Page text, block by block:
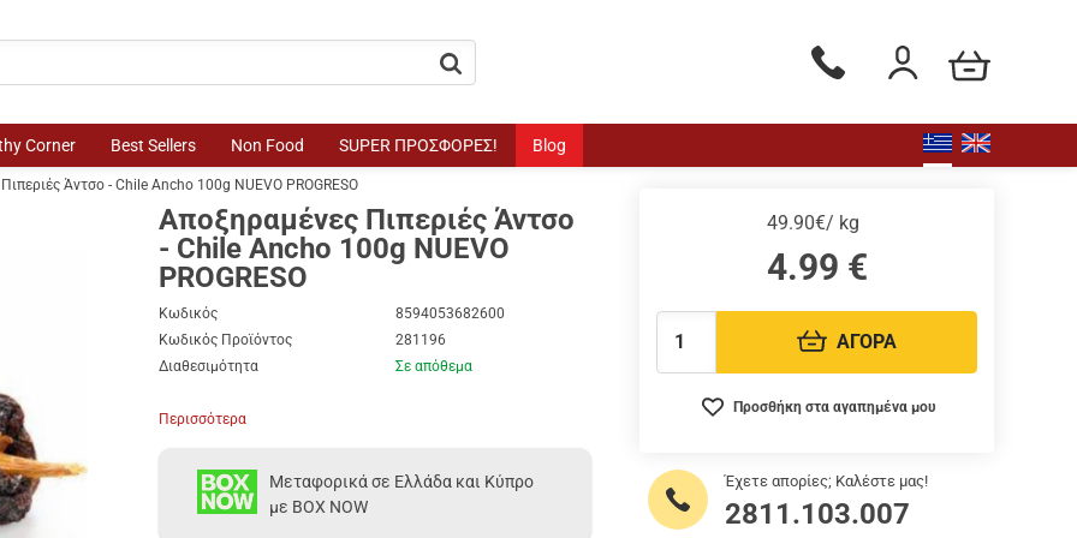
button.search Τηλεφωνικές παραγγελίες
Είσοδος / Εγγραφή
Το καλάθι μου
Corner Best Sellers Non Food SUPER ΠΡΟΣΦΟΡΕΣ! Blog
Άντσο - Chile Ancho 100g NUEVO PROGRESO
Αποξηραμένες Πιπεριές Άντσο
- Chile Ancho 100g NUEVO
PROGRESO
Κωδικός
8594053682600
Κωδικός Προϊόντος
281196
Διαθεσιμότητα
Σε απόθεμα
Περισσότερα
49.90€/ kg
4.99 €
Ποσότητα: ΑΓΟΡΑ
Προσθήκη στα αγαπημένα μου
Μεταφορικά σε Ελλάδα και Κύπρο
με BOX NOW
Έχετε απορίες; Καλέστε μας!
2811.103.007